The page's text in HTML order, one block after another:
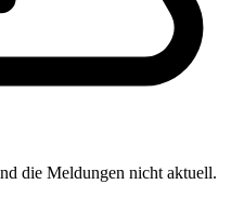
die Meldungen nicht aktuell.